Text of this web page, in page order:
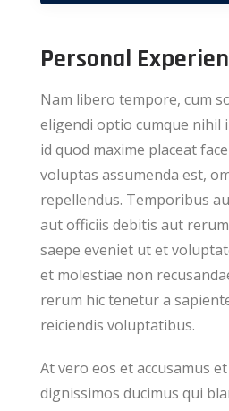
Personal
Nam libero tempore, cum
eligendi optio cumque nihil
id quod maxime placeat
voluptas assumenda est,
repellendus. Temporibus
aut officiis debitis aut
saepe eveniet ut et
et molestiae non
rerum hic tenetur a
reiciendis voluptatibus.
At vero eos et accusamus
dignissimos ducimus qui